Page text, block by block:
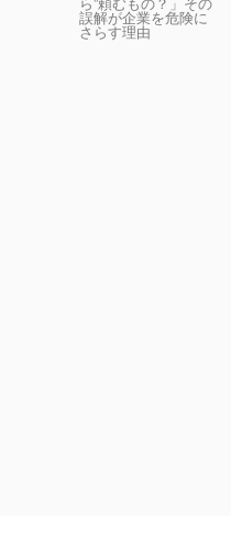
誤解が企業を危険に
さらす理由